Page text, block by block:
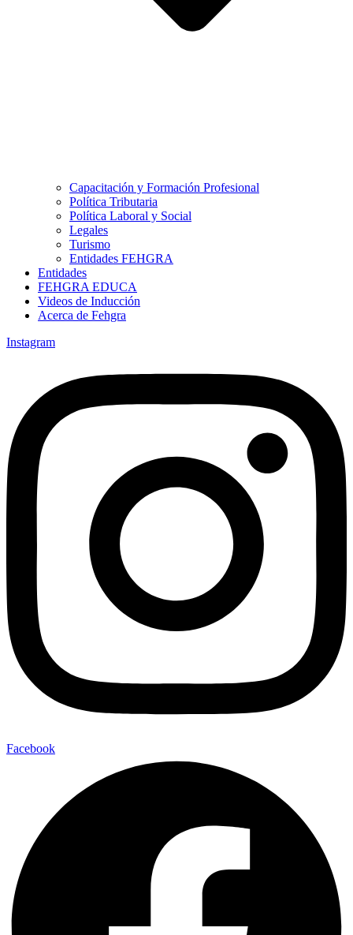
Capacitación y Formación Profesional
Política Tributaria
Política Laboral y Social
Legales
Turismo
Entidades FEHGRA
Entidades
FEHGRA EDUCA
Videos de Inducción
Acerca de Fehgra
Instagram
Facebook